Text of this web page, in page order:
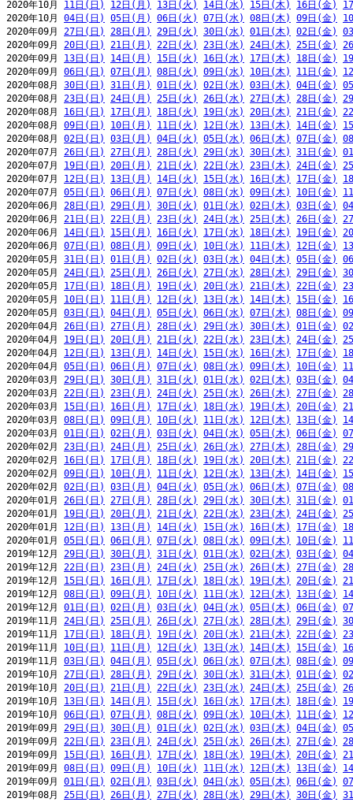
2020年10月 11日(日) 12日(月) 13日(火) 14日(水) 15日(木) 16日(金)
2020年10月 04日(日) 05日(月) 06日(火) 07日(水) 08日(木) 09日(金)
2020年09月 27日(日) 28日(月) 29日(火) 30日(水) 01日(木) 02日(金)
2020年09月 20日(日) 21日(月) 22日(火) 23日(水) 24日(木) 25日(金)
2020年09月 13日(日) 14日(月) 15日(火) 16日(水) 17日(木) 18日(金)
2020年09月 06日(日) 07日(月) 08日(火) 09日(水) 10日(木) 11日(金)
2020年08月 30日(日) 31日(月) 01日(火) 02日(水) 03日(木) 04日(金)
2020年08月 23日(日) 24日(月) 25日(火) 26日(水) 27日(木) 28日(金)
2020年08月 16日(日) 17日(月) 18日(火) 19日(水) 20日(木) 21日(金)
2020年08月 09日(日) 10日(月) 11日(火) 12日(水) 13日(木) 14日(金)
2020年08月 02日(日) 03日(月) 04日(火) 05日(水) 06日(木) 07日(金)
2020年07月 26日(日) 27日(月) 28日(火) 29日(水) 30日(木) 31日(金)
2020年07月 19日(日) 20日(月) 21日(火) 22日(水) 23日(木) 24日(金)
2020年07月 12日(日) 13日(月) 14日(火) 15日(水) 16日(木) 17日(金)
2020年07月 05日(日) 06日(月) 07日(火) 08日(水) 09日(木) 10日(金)
2020年06月 28日(日) 29日(月) 30日(火) 01日(水) 02日(木) 03日(金)
2020年06月 21日(日) 22日(月) 23日(火) 24日(水) 25日(木) 26日(金)
2020年06月 14日(日) 15日(月) 16日(火) 17日(水) 18日(木) 19日(金)
2020年06月 07日(日) 08日(月) 09日(火) 10日(水) 11日(木) 12日(金)
2020年05月 31日(日) 01日(月) 02日(火) 03日(水) 04日(木) 05日(金)
2020年05月 24日(日) 25日(月) 26日(火) 27日(水) 28日(木) 29日(金)
2020年05月 17日(日) 18日(月) 19日(火) 20日(水) 21日(木) 22日(金)
2020年05月 10日(日) 11日(月) 12日(火) 13日(水) 14日(木) 15日(金)
2020年05月 03日(日) 04日(月) 05日(火) 06日(水) 07日(木) 08日(金)
2020年04月 26日(日) 27日(月) 28日(火) 29日(水) 30日(木) 01日(金)
2020年04月 19日(日) 20日(月) 21日(火) 22日(水) 23日(木) 24日(金)
2020年04月 12日(日) 13日(月) 14日(火) 15日(水) 16日(木) 17日(金)
2020年04月 05日(日) 06日(月) 07日(火) 08日(水) 09日(木) 10日(金)
2020年03月 29日(日) 30日(月) 31日(火) 01日(水) 02日(木) 03日(金)
2020年03月 22日(日) 23日(月) 24日(火) 25日(水) 26日(木) 27日(金)
2020年03月 15日(日) 16日(月) 17日(火) 18日(水) 19日(木) 20日(金)
2020年03月 08日(日) 09日(月) 10日(火) 11日(水) 12日(木) 13日(金)
2020年03月 01日(日) 02日(月) 03日(火) 04日(水) 05日(木) 06日(金)
2020年02月 23日(日) 24日(月) 25日(火) 26日(水) 27日(木) 28日(金)
2020年02月 16日(日) 17日(月) 18日(火) 19日(水) 20日(木) 21日(金)
2020年02月 09日(日) 10日(月) 11日(火) 12日(水) 13日(木) 14日(金)
2020年02月 02日(日) 03日(月) 04日(火) 05日(水) 06日(木) 07日(金)
2020年01月 26日(日) 27日(月) 28日(火) 29日(水) 30日(木) 31日(金)
2020年01月 19日(日) 20日(月) 21日(火) 22日(水) 23日(木) 24日(金)
2020年01月 12日(日) 13日(月) 14日(火) 15日(水) 16日(木) 17日(金)
2020年01月 05日(日) 06日(月) 07日(火) 08日(水) 09日(木) 10日(金)
2019年12月 29日(日) 30日(月) 31日(火) 01日(水) 02日(木) 03日(金)
2019年12月 22日(日) 23日(月) 24日(火) 25日(水) 26日(木) 27日(金)
2019年12月 15日(日) 16日(月) 17日(火) 18日(水) 19日(木) 20日(金)
2019年12月 08日(日) 09日(月) 10日(火) 11日(水) 12日(木) 13日(金)
2019年12月 01日(日) 02日(月) 03日(火) 04日(水) 05日(木) 06日(金)
2019年11月 24日(日) 25日(月) 26日(火) 27日(水) 28日(木) 29日(金)
2019年11月 17日(日) 18日(月) 19日(火) 20日(水) 21日(木) 22日(金)
2019年11月 10日(日) 11日(月) 12日(火) 13日(水) 14日(木) 15日(金)
2019年11月 03日(日) 04日(月) 05日(火) 06日(水) 07日(木) 08日(金)
2019年10月 27日(日) 28日(月) 29日(火) 30日(水) 31日(木) 01日(金)
2019年10月 20日(日) 21日(月) 22日(火) 23日(水) 24日(木) 25日(金)
2019年10月 13日(日) 14日(月) 15日(火) 16日(水) 17日(木) 18日(金)
2019年10月 06日(日) 07日(月) 08日(火) 09日(水) 10日(木) 11日(金)
2019年09月 29日(日) 30日(月) 01日(火) 02日(水) 03日(木) 04日(金)
2019年09月 22日(日) 23日(月) 24日(火) 25日(水) 26日(木) 27日(金)
2019年09月 15日(日) 16日(月) 17日(火) 18日(水) 19日(木) 20日(金)
2019年09月 08日(日) 09日(月) 10日(火) 11日(水) 12日(木) 13日(金)
2019年09月 01日(日) 02日(月) 03日(火) 04日(水) 05日(木) 06日(金)
2019年08月 25日(日) 26日(月) 27日(火) 28日(水) 29日(木) 30日(金)